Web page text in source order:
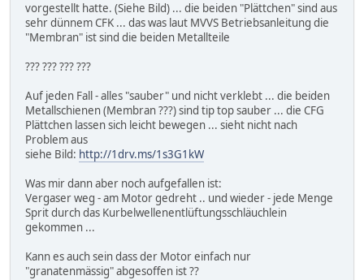
vorgestellt hatte. (Siehe Bild) ... die beiden "Plättchen" sind aus
sehr dünnem CFK ... das was laut MVVS Betriebsanleitung die
"Membran" ist sind die beiden Metallteile
??? ??? ??? ???
Auf jeden Fall - alles "sauber" und nicht verklebt ... die beiden
Metallschienen (Membran ???) sind tip top sauber ... die CFG
Plättchen lassen sich leicht bewegen ... sieht nicht nach
Problem aus
siehe Bild: http://1drv.ms/1s3G1kW
Was mir dann aber noch aufgefallen ist:
Vergaser weg - am Motor gedreht .. und wieder - jede Menge
Sprit durch das Kurbelwellenentlüftungsschläuchlein
gekommen ...
Kann es auch sein dass der Motor einfach nur
"granatenmässig" abgesoffen ist ??